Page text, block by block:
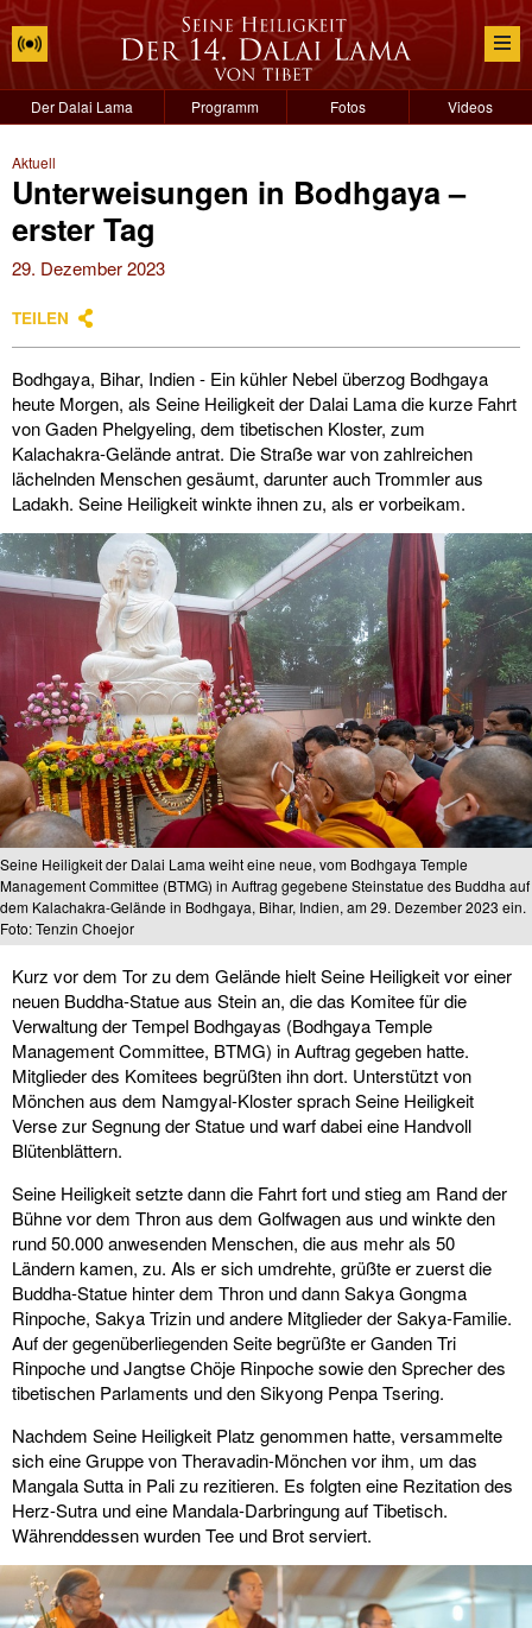
Der Dalai Lama Programm Fotos Videos
Aktuell
Unterweisungen in Bodhgaya –
erster Tag
29. Dezember 2023
TEILEN
Bodhgaya, Bihar, Indien - Ein kühler Nebel überzog Bodhgaya
heute Morgen, als Seine Heiligkeit der Dalai Lama die kurze Fahrt
von Gaden Phelgyeling, dem tibetischen Kloster, zum
Kalachakra-Gelände antrat. Die Straße war von zahlreichen
lächelnden Menschen gesäumt, darunter auch Trommler aus
Ladakh. Seine Heiligkeit winkte ihnen zu, als er vorbeikam.
Seine Heiligkeit der Dalai Lama weiht eine neue, vom Bodhgaya Temple
Management Committee (BTMG) in Auftrag gegebene Steinstatue des Buddha auf
dem Kalachakra-Gelände in Bodhgaya, Bihar, Indien, am 29. Dezember 2023 ein.
Foto: Tenzin Choejor
Kurz vor dem Tor zu dem Gelände hielt Seine Heiligkeit vor einer
neuen Buddha-Statue aus Stein an, die das Komitee für die
Verwaltung der Tempel Bodhgayas (Bodhgaya Temple
Management Committee, BTMG) in Auftrag gegeben hatte.
Mitglieder des Komitees begrüßten ihn dort. Unterstützt von
Mönchen aus dem Namgyal-Kloster sprach Seine Heiligkeit
Verse zur Segnung der Statue und warf dabei eine Handvoll
Blütenblättern.
Seine Heiligkeit setzte dann die Fahrt fort und stieg am Rand der
Bühne vor dem Thron aus dem Golfwagen aus und winkte den
rund 50.000 anwesenden Menschen, die aus mehr als 50
Ländern kamen, zu. Als er sich umdrehte, grüßte er zuerst die
Buddha-Statue hinter dem Thron und dann Sakya Gongma
Rinpoche, Sakya Trizin und andere Mitglieder der Sakya-Familie.
Auf der gegenüberliegenden Seite begrüßte er Ganden Tri
Rinpoche und Jangtse Chöje Rinpoche sowie den Sprecher des
tibetischen Parlaments und den Sikyong Penpa Tsering.
Nachdem Seine Heiligkeit Platz genommen hatte, versammelte
sich eine Gruppe von Theravadin-Mönchen vor ihm, um das
Mangala Sutta in Pali zu rezitieren. Es folgten eine Rezitation des
Herz-Sutra und eine Mandala-Darbringung auf Tibetisch.
Währenddessen wurden Tee und Brot serviert.